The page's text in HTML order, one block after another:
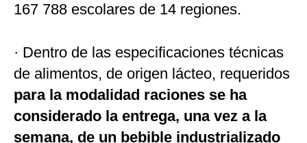
167 788 escolares de 14 regiones.
· Dentro de las especificaciones técnicas
de alimentos, de origen lácteo, requeridos
para la modalidad raciones se ha
considerado la entrega, una vez a la
semana, de un bebible industrializado